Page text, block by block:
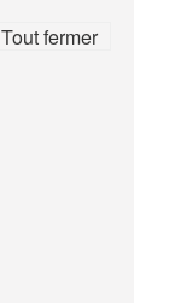
Tout fermer